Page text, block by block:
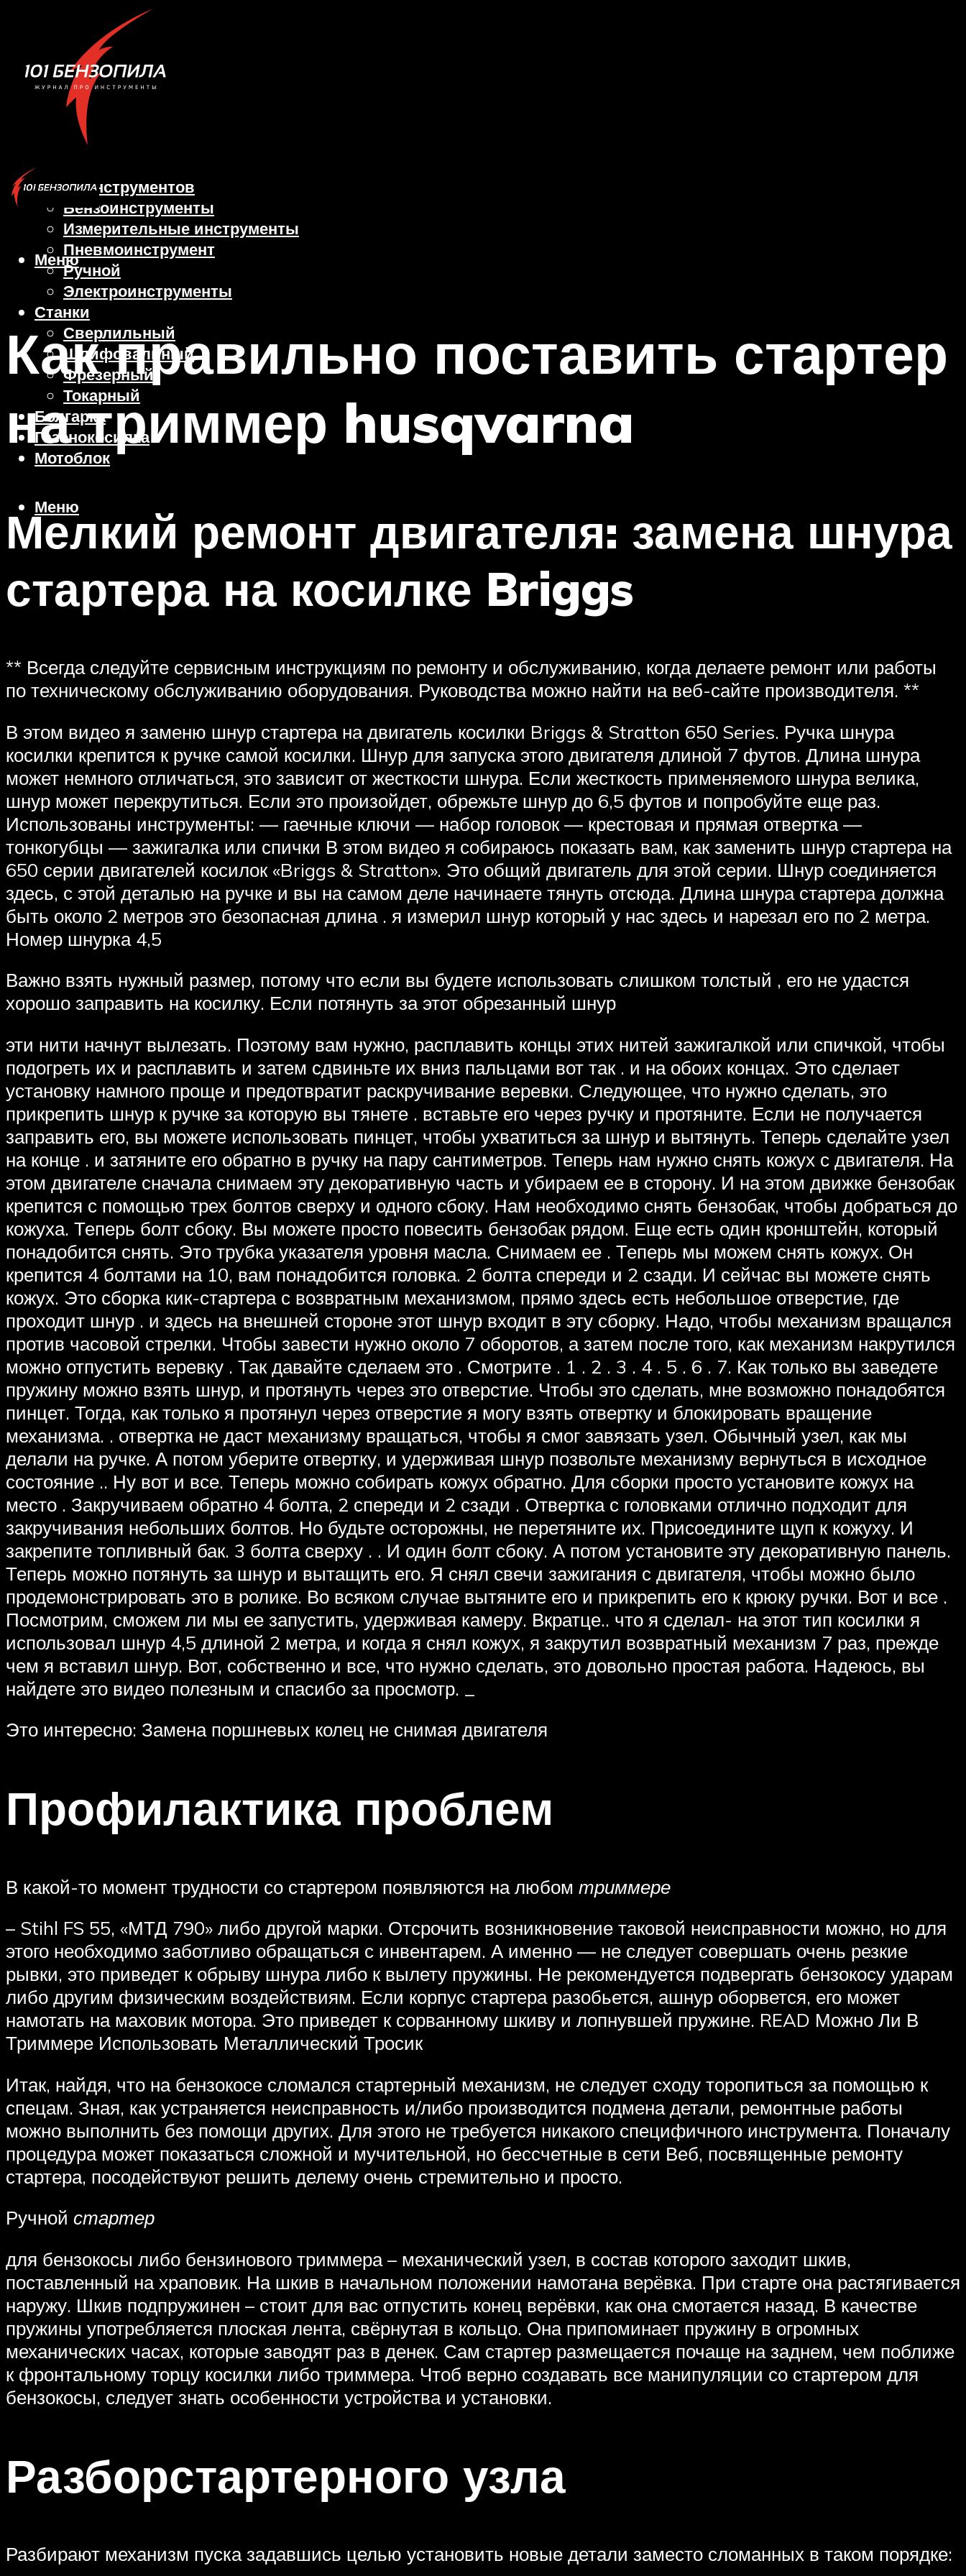
Виды инструментов
Бензоинструменты
Измерительные инструменты
Пневмоинструмент
Ручной
Электроинструменты
Станки
Сверлильный
Шлифовальный
Фрезерный
Токарный
Болгарка
Газонокосилка
Мотоблок
Меню
Меню
Как правильно поставить стартер
на триммер husqvarna
Мелкий ремонт двигателя: замена шнура
стартера на косилке Briggs
** Всегда следуйте сервисным инструкциям по ремонту и обслуживанию, когда делаете ремонт или работы
по техническому обслуживанию оборудования. Руководства можно найти на веб-сайте производителя. **
В этом видео я заменю шнур стартера на двигатель косилки Briggs & Stratton 650 Series. Ручка шнура
косилки крепится к ручке самой косилки. Шнур для запуска этого двигателя длиной 7 футов. Длина шнура
может немного отличаться, это зависит от жесткости шнура. Если жесткость применяемого шнура велика,
шнур может перекрутиться. Если это произойдет, обрежьте шнур до 6,5 футов и попробуйте еще раз.
Использованы инструменты: — гаечные ключи — набор головок — крестовая и прямая отвертка —
тонкогубцы — зажигалка или спички В этом видео я собираюсь показать вам, как заменить шнур стартера на
650 серии двигателей косилок «Briggs & Stratton». Это общий двигатель для этой серии. Шнур соединяется
здесь, с этой деталью на ручке и вы на самом деле начинаете тянуть отсюда. Длина шнура стартера должна
быть около 2 метров это безопасная длина . я измерил шнур который у нас здесь и нарезал его по 2 метра.
Номер шнурка 4,5
Важно взять нужный размер, потому что если вы будете использовать слишком толстый , его не удастся
хорошо заправить на косилку. Если потянуть за этот обрезанный шнур
эти нити начнут вылезать. Поэтому вам нужно, расплавить концы этих нитей зажигалкой или спичкой, чтобы
подогреть их и расплавить и затем сдвиньте их вниз пальцами вот так . и на обоих концах. Это сделает
установку намного проще и предотвратит раскручивание веревки. Следующее, что нужно сделать, это
прикрепить шнур к ручке за которую вы тянете . вставьте его через ручку и протяните. Если не получается
заправить его, вы можете использовать пинцет, чтобы ухватиться за шнур и вытянуть. Теперь сделайте узел
на конце . и затяните его обратно в ручку на пару сантиметров. Теперь нам нужно снять кожух с двигателя. На
этом двигателе сначала снимаем эту декоративную часть и убираем ее в сторону. И на этом движке бензобак
крепится с помощью трех болтов сверху и одного сбоку. Нам необходимо снять бензобак, чтобы добраться до
кожуха. Теперь болт сбоку. Вы можете просто повесить бензобак рядом. Еще есть один кронштейн, который
понадобится снять. Это трубка указателя уровня масла. Снимаем ее . Теперь мы можем снять кожух. Он
крепится 4 болтами на 10, вам понадобится головка. 2 болта спереди и 2 сзади. И сейчас вы можете снять
кожух. Это сборка кик-стартера с возвратным механизмом, прямо здесь есть небольшое отверстие, где
проходит шнур . и здесь на внешней стороне этот шнур входит в эту сборку. Надо, чтобы механизм вращался
против часовой стрелки. Чтобы завести нужно около 7 оборотов, а затем после того, как механизм накрутился
можно отпустить веревку . Так давайте сделаем это . Смотрите . 1 . 2 . 3 . 4 . 5 . 6 . 7. Как только вы заведете
пружину можно взять шнур, и протянуть через это отверстие. Чтобы это сделать, мне возможно понадобятся
пинцет. Тогда, как только я протянул через отверстие я могу взять отвертку и блокировать вращение
механизма. . отвертка не даст механизму вращаться, чтобы я смог завязать узел. Обычный узел, как мы
делали на ручке. А потом уберите отвертку, и удерживая шнур позвольте механизму вернуться в исходное
состояние .. Ну вот и все. Теперь можно собирать кожух обратно. Для сборки просто установите кожух на
место . Закручиваем обратно 4 болта, 2 спереди и 2 сзади . Отвертка с головками отлично подходит для
закручивания небольших болтов. Но будьте осторожны, не перетяните их. Присоедините щуп к кожуху. И
закрепите топливный бак. 3 болта сверху . . И один болт сбоку. А потом установите эту декоративную панель.
Теперь можно потянуть за шнур и вытащить его. Я снял свечи зажигания с двигателя, чтобы можно было
продемонстрировать это в ролике. Во всяком случае вытяните его и прикрепить его к крюку ручки. Вот и все .
Посмотрим, сможем ли мы ее запустить, удерживая камеру. Вкратце.. что я сделал- на этот тип косилки я
использовал шнур 4,5 длиной 2 метра, и когда я снял кожух, я закрутил возвратный механизм 7 раз, прежде
чем я вставил шнур. Вот, собственно и все, что нужно сделать, это довольно простая работа. Надеюсь, вы
найдете это видео полезным и спасибо за просмотр. _
Это интересно: Замена поршневых колец не снимая двигателя
Профилактика проблем
В какой-то момент трудности со стартером появляются на любом триммере
– Stihl FS 55, «МТД 790» либо другой марки. Отсрочить возникновение таковой неисправности можно, но для
этого необходимо заботливо обращаться с инвентарем. А именно — не следует совершать очень резкие
рывки, это приведет к обрыву шнура либо к вылету пружины. Не рекомендуется подвергать бензокосу ударам
либо другим физическим воздействиям. Если корпус стартера разобьется, ашнур оборвется, его может
намотать на маховик мотора. Это приведет к сорванному шкиву и лопнувшей пружине. READ Можно Ли В
Триммере Использовать Металлический Тросик
Итак, найдя, что на бензокосе сломался стартерный механизм, не следует сходу торопиться за помощью к
спецам. Зная, как устраняется неисправность и/либо производится подмена детали, ремонтные работы
можно выполнить без помощи других. Для этого не требуется никакого специфичного инструмента. Поначалу
процедура может показаться сложной и мучительной, но бессчетные в сети Веб, посвященные ремонту
стартера, посодействуют решить делему очень стремительно и просто.
Ручной стартер
для бензокосы либо бензинового триммера – механический узел, в состав которого заходит шкив,
поставленный на храповик. На шкив в начальном положении намотана верёвка. При старте она растягивается
наружу. Шкив подпружинен – стоит для вас отпустить конец верёвки, как она смотается назад. В качестве
пружины употребляется плоская лента, свёрнутая в кольцо. Она припоминает пружину в огромных
механических часах, которые заводят раз в денек. Сам стартер размещается почаще на заднем, чем поближе
к фронтальному торцу косилки либо триммера. Чтоб верно создавать все манипуляции со стартером для
бензокосы, следует знать особенности устройства и установки.
Разборстартерного узла
Разбирают механизм пуска задавшись целью установить новые детали заместо сломанных в таком порядке: